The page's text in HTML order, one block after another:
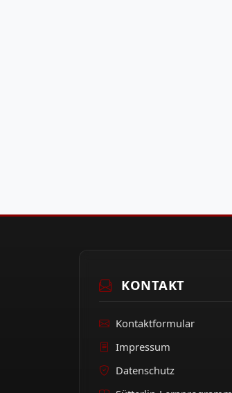
KONTAKT
Kontaktformular
Impressum
Datenschutz